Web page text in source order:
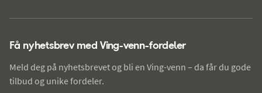
Få nyhetsbrev med Ving-venn-fordeler
Meld deg på nyhetsbrevet og bli en Ving-venn – da får du gode
tilbud og unike fordeler.